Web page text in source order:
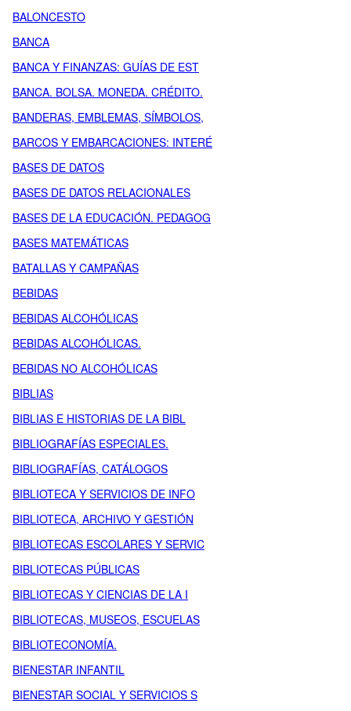
BALONCESTO
BANCA
BANCA Y FINANZAS: GUÍAS DE EST
BANCA. BOLSA. MONEDA. CRÉDITO.
BANDERAS, EMBLEMAS, SÍMBOLOS,
BARCOS Y EMBARCACIONES: INTERÉ
BASES DE DATOS
BASES DE DATOS RELACIONALES
BASES DE LA EDUCACIÓN. PEDAGOG
BASES MATEMÁTICAS
BATALLAS Y CAMPAÑAS
BEBIDAS
BEBIDAS ALCOHÓLICAS
BEBIDAS ALCOHÓLICAS.
BEBIDAS NO ALCOHÓLICAS
BIBLIAS
BIBLIAS E HISTORIAS DE LA BIBL
BIBLIOGRAFÍAS ESPECIALES.
BIBLIOGRAFÍAS, CATÁLOGOS
BIBLIOTECA Y SERVICIOS DE INFO
BIBLIOTECA, ARCHIVO Y GESTIÓN
BIBLIOTECAS ESCOLARES Y SERVIC
BIBLIOTECAS PÚBLICAS
BIBLIOTECAS Y CIENCIAS DE LA I
BIBLIOTECAS, MUSEOS, ESCUELAS
BIBLIOTECONOMÍA.
BIENESTAR INFANTIL
BIENESTAR SOCIAL Y SERVICIOS S